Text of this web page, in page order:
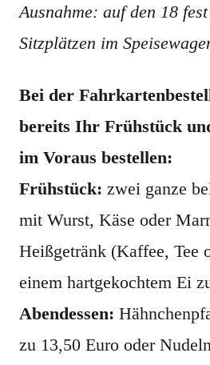
Ausnahme: auf den 18
Sitzplätzen im
Bei der
bereits Ihr Frühstück
im Voraus bestellen:
Frühstück: zwei ganze
mit Wurst, Käse oder
Heißgetränk (Kaffee, Tee
einem hartgekochtem Ei
Abendessen:
zu 13,50 Euro oder